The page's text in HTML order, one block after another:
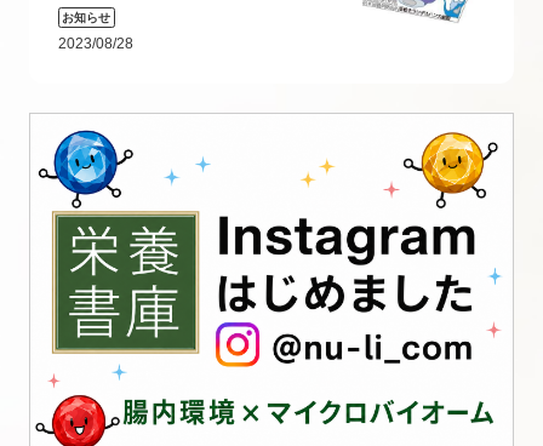
お知らせ
2023/08/28